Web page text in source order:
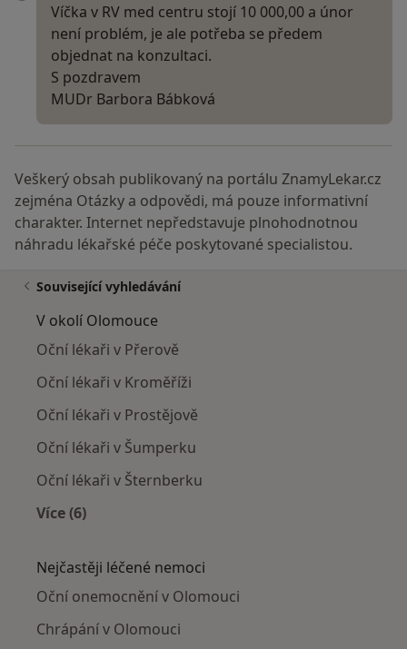
Víčka v RV med centru stojí 10 000,00 a únor
není problém, je ale potřeba se předem
objednat na konzultaci.
S pozdravem
MUDr Barbora Bábková
Veškerý obsah publikovaný na portálu ZnamyLekar.cz
zejména Otázky a odpovědi, má pouze informativní
charakter. Internet nepředstavuje plnohodnotnou
náhradu lékařské péče poskytované specialistou.
Související vyhledávání
V okolí Olomouce
Oční lékaři v Přerově
Oční lékaři v Kroměříži
Oční lékaři v Prostějově
Oční lékaři v Šumperku
Oční lékaři v Šternberku
Více (6)
Nejčastěji léčené nemoci
Oční onemocnění v Olomouci
Chrápání v Olomouci